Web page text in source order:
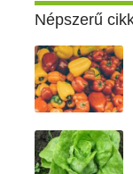
Népszerű